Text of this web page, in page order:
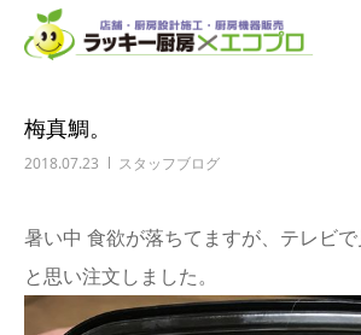
梅真鯛。
2018.07.23 スタッフブログ
暑い中 食欲が落ちてますが、テレビで
と思い注文しました。